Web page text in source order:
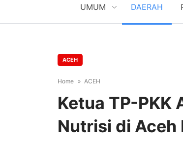
UMUM DAERAH
ACEH
Home ACEH
Ketua TP-PKK
Nutrisi di Aceh